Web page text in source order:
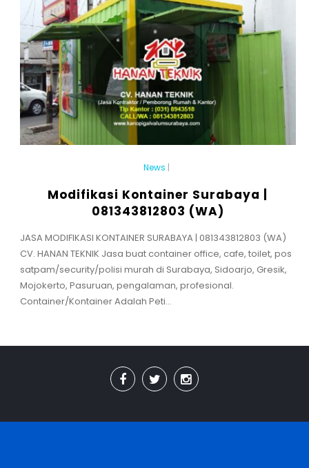
News |
Modifikasi Kontainer Surabaya |
081343812803 (WA)
JASA MODIFIKASI KONTAINER SURABAYA | 081343812803 (WA)
CV. HANAN TEKNIK Jasa buat container office, cafe, toilet, pos
satpam/security/polisi murah di Surabaya, Sidoarjo, Gresik,
Mojokerto, Pasuruan, pengalaman, profesional.
Container/Kontainer Adalah Peti...